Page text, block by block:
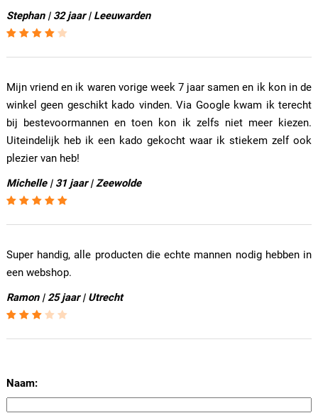
Stephan | 32 jaar | Leeuwarden
Mijn vriend en ik waren vorige week 7 jaar samen en ik kon in de
winkel geen geschikt kado vinden. Via Google kwam ik terecht
bij bestevoormannen en toen kon ik zelfs niet meer kiezen.
Uiteindelijk heb ik een kado gekocht waar ik stiekem zelf ook
plezier van heb!
Michelle | 31 jaar | Zeewolde
Super handig, alle producten die echte mannen nodig hebben in
een webshop.
Ramon | 25 jaar | Utrecht
Naam: